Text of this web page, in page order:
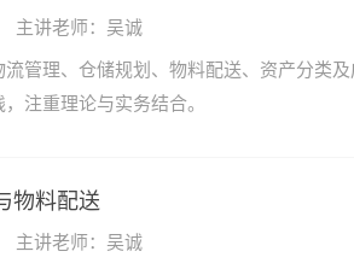
主讲老师：吴诚
流管理、仓储规划、物料配送、资产分类
注重理论与实务结合。
物料配送
主讲老师：吴诚